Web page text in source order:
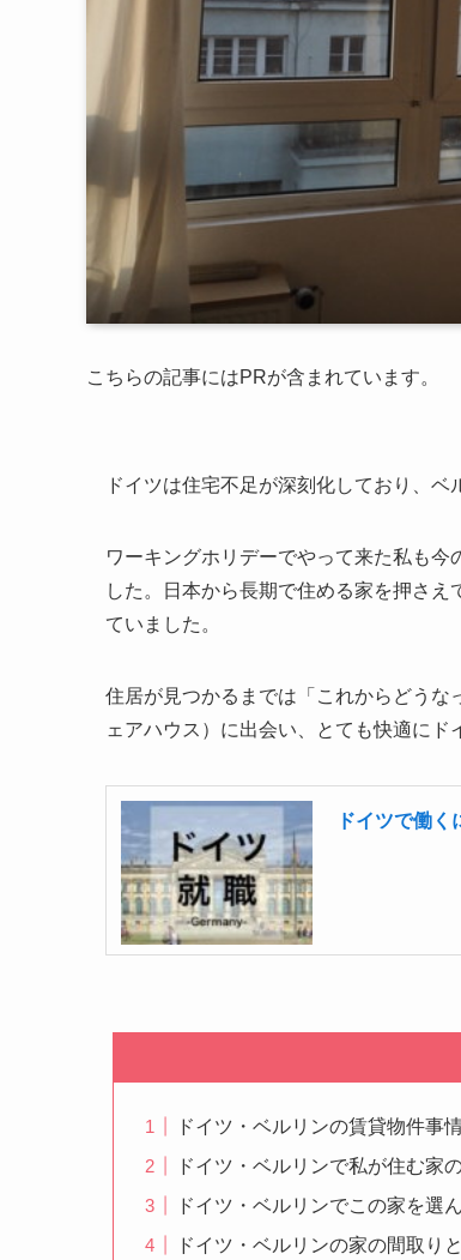
こちらの記事にはPRが含まれています。
ドイツは住宅不足が深刻化しており、ベ
ワーキングホリデーでやって来た私も
した。日本から長期で住める家を押さ
ていました。
住居が見つかるまでは「これからどう
ェアハウス）に出会い、とても快適にド
ドイツで働
ドイツ・ベルリンの賃貸物件事
ドイツ・ベルリンで私が住む家
ドイツ・ベルリンでこの家を選
ドイツ・ベルリンの家の間取り